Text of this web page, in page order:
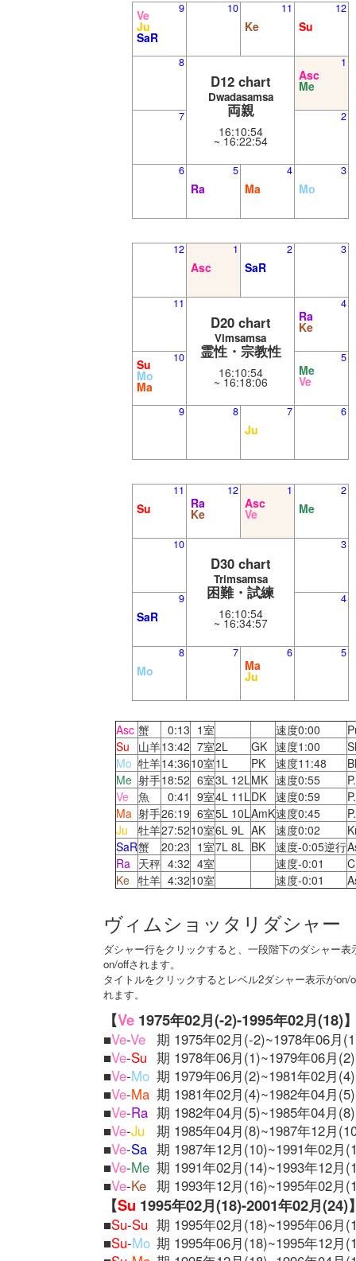
Ve
Ju
SaR
9 10
Ke
11
Su
12
8
D12 chart
Dwadasamsa
両親
16:10:54
~ 16:22:54
Asc
Me
1
7 2
6
Ra
5
Ma
4
Mo
3
12
Asc
1
SaR
2 3
11
D20 chart
Vimsamsa
霊性・宗教性
16:10:54
~ 16:18:06
Ra
Ke
4
Su
Mo
Ma
10
Me
Ve
5
9 8
Ju
7 6
Su
11
Ra
Ke
12
Asc
Ve
1
Me
2
10
D30 chart
Trimsamsa
困難・試練
16:10:54
~ 16:34:57
3
SaR
9 4
Mo
8 7
Ma
Ju
6 5
Asc 蟹 0:13 1室 速度0:00
Su
山羊13:42 7室2L GK 速度1:00
Mo 牡羊14:3610室1L PK 速度11:48
Me 射手18:52 6室3L 12LMK 速度0:55
Ve
魚 0:41 9室4L 11LDK 速度0:59
Ma 射手26:19 6室5L 10LAmK速度0:45
Ju
牡羊27:5210室6L 9L AK 速度0:02
SaR蟹 20:23 1室7L 8L BK 速度-0:05逆行
Ra 天秤 4:32 4室 速度-0:01
Ke 牡羊 4:3210室 速度-0:01
ヴィムショッタリダシャー
ダシャー行をクリックすると、一段階下のダシャー表
on/offされます。
タイトルをクリックするとレベル2ダシャー表示がon/
れます。
【Ve 1975年02月(-2)-1995年02月(18)
■Ve-Ve 期 1975年02月(-2)~1978年06月
■Ve-Su 期 1978年06月(1)~1979年06月(2)
■Ve-Mo 期 1979年06月(2)~1981年02月(4)
■Ve-Ma 期 1981年02月(4)~1982年04月(5)
■Ve-Ra 期 1982年04月(5)~1985年04月(8)
■Ve-Ju
期 1985年04月(8)~1987年12月
■Ve-Sa 期 1987年12月(10)~1991年02月
■Ve-Me 期 1991年02月(14)~1993年12月
■Ve-Ke 期 1993年12月(16)~1995年02月
【Su 1995年02月(18)-2001年02月(24)
■Su-Su 期 1995年02月(18)~1995年06月
■Su-Mo 期 1995年06月(18)~1995年12月